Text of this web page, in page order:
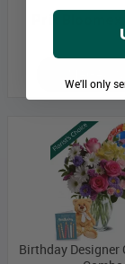
Birthday Designer
We'll only